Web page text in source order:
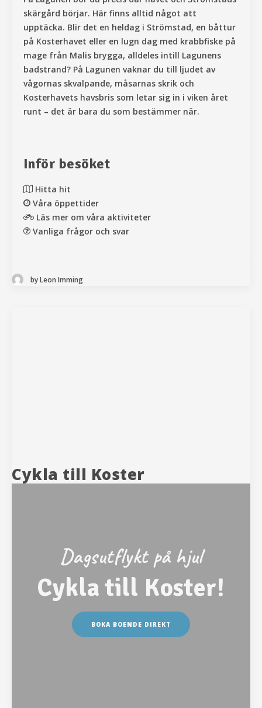
skärgård börjar. Här finns alltid något att
upptäcka. Blir det en heldag i Strömstad, en båttur
på Kosterhavet eller en lugn dag med krabbfiske på
mage från Malis brygga, alldeles intill Lagunens
badstrand? På Lagunen vaknar du till ljudet av
vågornas skvalpande, måsarnas skrik och
Kosterhavets havsbris som letar sig in i viken året
runt – det är bara du som bestämmer när.
Inför besöket
Hitta hit
Våra öppettider
Läs mer om våra aktiviteter
Vanliga frågor och svar
by Leon Imming
Cykla till Koster
Dagsutflykt på hjul
Cykla till Koster!
BOKA BOENDE DIREKT